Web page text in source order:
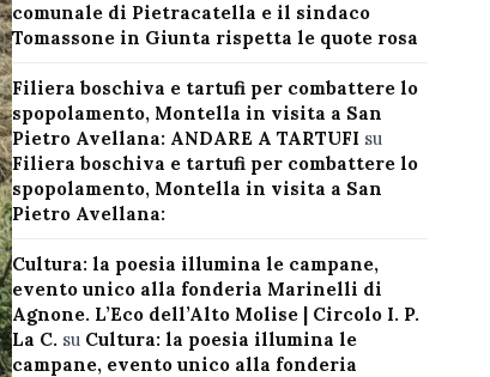
comunale di Pietracatella e il sindaco
Tomassone in Giunta rispetta le quote rosa
Filiera boschiva e tartufi per combattere lo
spopolamento, Montella in visita a San
Pietro Avellana: ANDARE A TARTUFI su
Filiera boschiva e tartufi per combattere lo
spopolamento, Montella in visita a San
Pietro Avellana:
Cultura: la poesia illumina le campane,
evento unico alla fonderia Marinelli di
Agnone. L’Eco dell’Alto Molise | Circolo I. P.
La C. su Cultura: la poesia illumina le
campane, evento unico alla fonderia